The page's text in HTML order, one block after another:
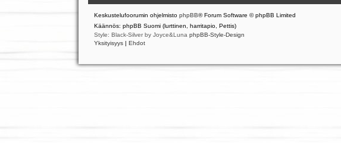
Keskustelufoorumin ohjelmisto phpBB® Forum Software © phpBB Limited
Käännös: phpBB Suomi (lurttinen, harritapio, Pettis)
Style: Black-Silver by Joyce&Luna phpBB-Style-Design
Yksityisyys | Ehdot